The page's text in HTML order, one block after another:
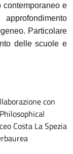
contemporaneo e
Particolare
delle scuole e
con
Costa La Spezia